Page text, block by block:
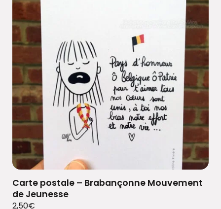
Carte postale – Brabançonne Mouvement
de Jeunesse
2,50€